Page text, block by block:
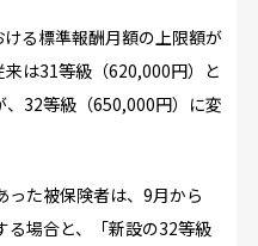
る標準報酬月額の上限額が
は31等級（620,000円）と
32等級（650,000円）に変
った被保険者は、9月から
る場合と、「新設の32等級